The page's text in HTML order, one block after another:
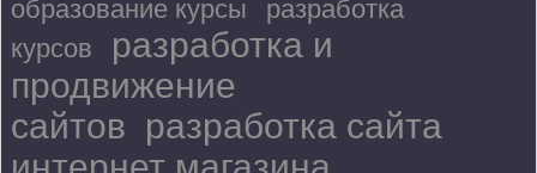
образование курсы
разработка
курсов
разработка и
продвижение
сайтов разработка сайта